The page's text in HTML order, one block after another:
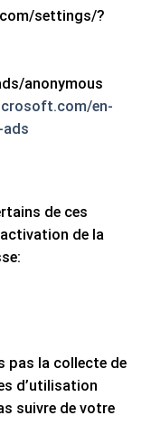
settings/?
anonymous
en-
de ces
de la
pas la collecte de
d’utilisation
suivre de votre